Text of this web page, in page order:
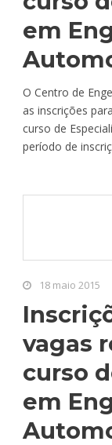
em
O Centro de
as inscrições
curso de
período de
18 maio 2015
vagas
curso
em